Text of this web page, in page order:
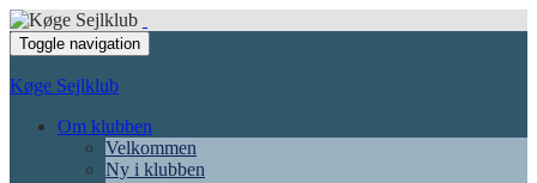
Toggle navigation
Køge Sejlklub
Om klubben
Velkommen
Ny i klubben